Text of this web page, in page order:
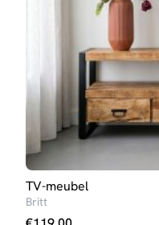
TV-meubel
Britt